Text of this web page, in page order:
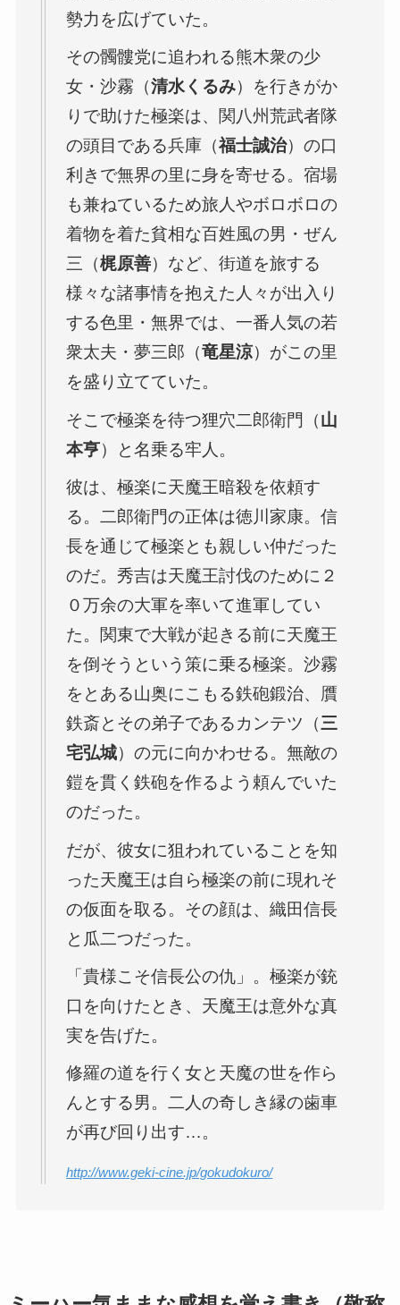
勢力を広げていた。
その髑髏党に追われる熊木衆の少
女・沙霧（清水くるみ）を行きがか
りで助けた極楽は、関八州荒武者隊
の頭目である兵庫（福士誠治）の口
利きで無界の里に身を寄せる。宿場
も兼ねているため旅人やボロボロの
着物を着た貧相な百姓風の男・ぜん
三（梶原善）など、街道を旅する
様々な諸事情を抱えた人々が出入り
する色里・無界では、一番人気の若
衆太夫・夢三郎（竜星涼）がこの里
を盛り立てていた。
そこで極楽を待つ狸穴二郎衛門（山
本亨）と名乗る牢人。
彼は、極楽に天魔王暗殺を依頼す
る。二郎衛門の正体は徳川家康。信
長を通じて極楽とも親しい仲だった
のだ。秀吉は天魔王討伐のために２
０万余の大軍を率いて進軍してい
た。関東で大戦が起きる前に天魔王
を倒そうという策に乗る極楽。沙霧
をとある山奥にこもる鉄砲鍛治、贋
鉄斎とその弟子であるカンテツ（三
宅弘城）の元に向かわせる。無敵の
鎧を貫く鉄砲を作るよう頼んでいた
のだった。
だが、彼女に狙われていることを知
った天魔王は自ら極楽の前に現れそ
の仮面を取る。その顔は、織田信長
と瓜二つだった。
「貴様こそ信長公の仇」。極楽が銃
口を向けたとき、天魔王は意外な真
実を告げた。
修羅の道を行く女と天魔の世を作ら
んとする男。二人の奇しき縁の歯車
が再び回り出す…。
http://www.geki-cine.jp/gokudokuro/